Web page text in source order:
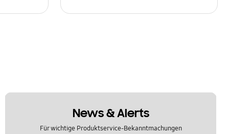
News & Alerts
Für wichtige Produktservice-Bekanntmachungen